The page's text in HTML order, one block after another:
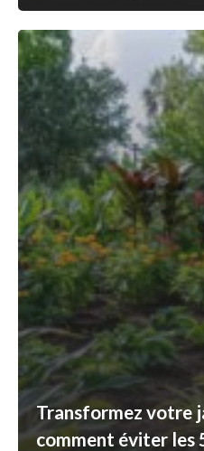
Transformez votre
comment éviter les